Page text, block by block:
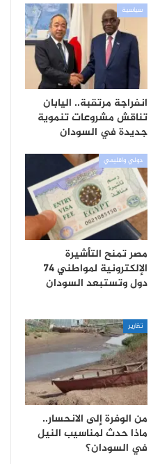
سياسية
انفراجة مرتقبة.. اليابان
تناقش مشروعات تنموية
جديدة في السودان
دولي واقليمي
مصر تمنح التأشيرة
الإلكترونية لمواطني 74
دول وتستبعد السودان
تقارير
من الوفرة إلى الانحسار..
ماذا حدث لمناسيب النيل
في السودان؟